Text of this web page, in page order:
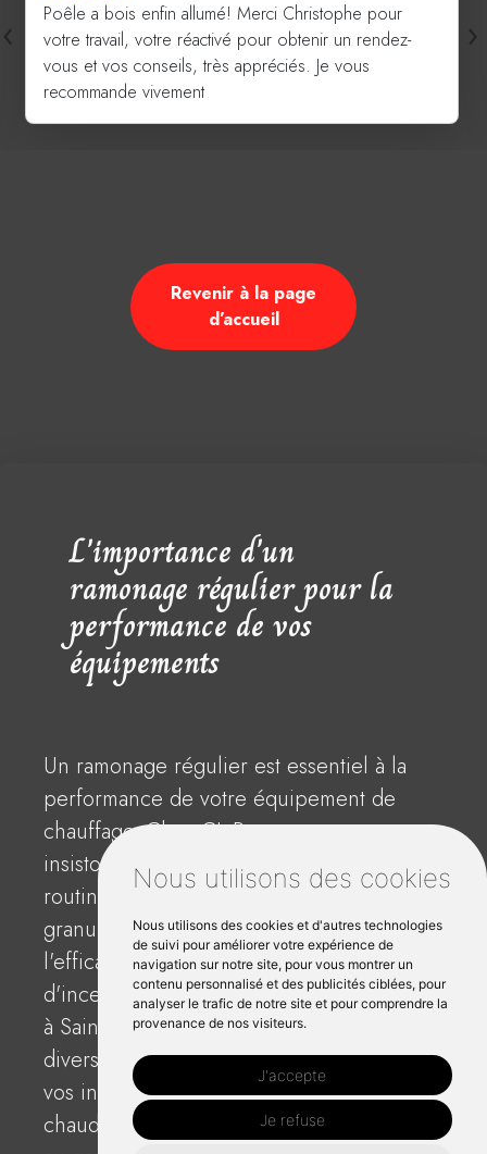
Nous utilisons des cookies
Nous utilisons des cookies et d'autres technologies
de suivi pour améliorer votre expérience de
navigation sur notre site, pour vous montrer un
contenu personnalisé et des publicités ciblées, pour
analyser le trafic de notre site et pour comprendre la
provenance de nos visiteurs.
J'accepte
Je refuse
Poêle a bois enfin allumé! Merci Christophe pour
votre travail, votre réactivé pour obtenir un rendez-
vous et vos conseils, très appréciés. Je vous
recommande vivement
‹ ›
Revenir à la page
d’accueil
L'importance d'un
ramonage régulier pour la
performance de vos
équipements
Un ramonage régulier est essentiel à la
performance de votre équipement de
chauffage. Chez CL Ramonage, nous
insistons sur l'importance de l'entretien de
routine, y compris le ramonage poêle à
granulés L'Hermitage pour maximiser
l'efficacité et minimiser les risques
d'incendie. Nos ramoneurs professionnels
à Saint Hermitage sont compétents dans
diverses interventions, garantissant que
vos installations - des poêles à bois aux
chaudières, en passant par les chauffages